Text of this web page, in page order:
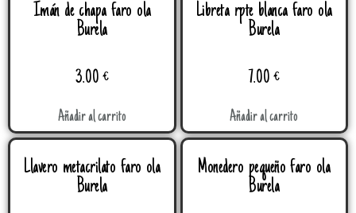
Imán de chapa faro ola
Burela
3.00 €
Añadir al carrito
Libreta rpte blanca faro ola
Burela
7.00 €
Añadir al carrito
Llavero metacrilato faro ola
Burela
Monedero pequeño faro ola
Burela